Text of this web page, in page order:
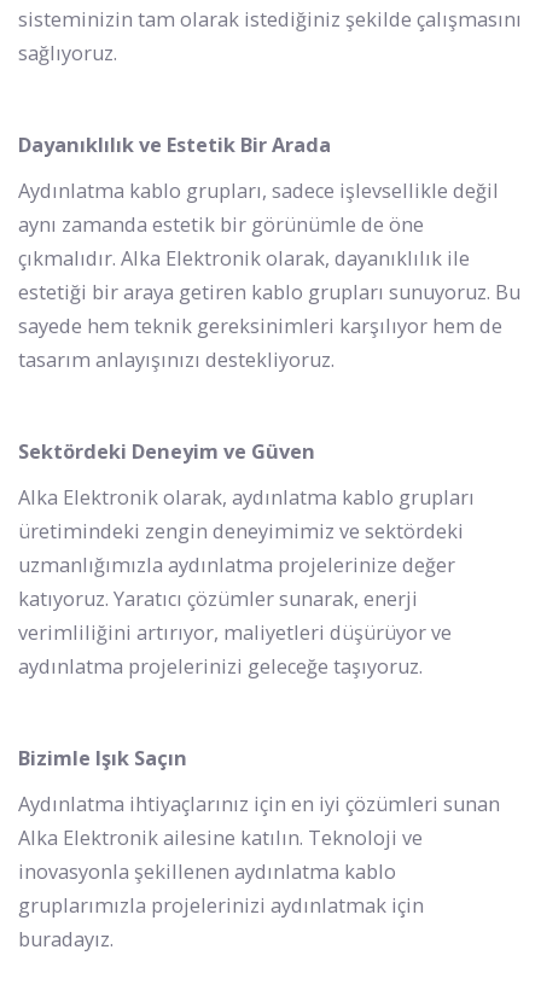
sisteminizin tam olarak istediğiniz şekilde çalışmasını
sağlıyoruz.
Dayanıklılık ve Estetik Bir Arada
Aydınlatma kablo grupları, sadece işlevsellikle değil
aynı zamanda estetik bir görünümle de öne
çıkmalıdır. Alka Elektronik olarak, dayanıklılık ile
estetiği bir araya getiren kablo grupları sunuyoruz. Bu
sayede hem teknik gereksinimleri karşılıyor hem de
tasarım anlayışınızı destekliyoruz.
Sektördeki Deneyim ve Güven
Alka Elektronik olarak, aydınlatma kablo grupları
üretimindeki zengin deneyimimiz ve sektördeki
uzmanlığımızla aydınlatma projelerinize değer
katıyoruz. Yaratıcı çözümler sunarak, enerji
verimliliğini artırıyor, maliyetleri düşürüyor ve
aydınlatma projelerinizi geleceğe taşıyoruz.
Bizimle Işık Saçın
Aydınlatma ihtiyaçlarınız için en iyi çözümleri sunan
Alka Elektronik ailesine katılın. Teknoloji ve
inovasyonla şekillenen aydınlatma kablo
gruplarımızla projelerinizi aydınlatmak için
buradayız.